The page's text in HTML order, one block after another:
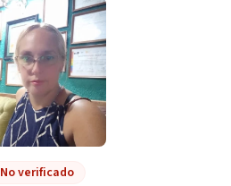
No verificado